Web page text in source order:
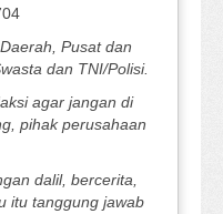
Pusat dan
dan TNI/Polisi.
agar jangan di
pihak perusahaan
dalil, bercerita,
itu tanggung jawab